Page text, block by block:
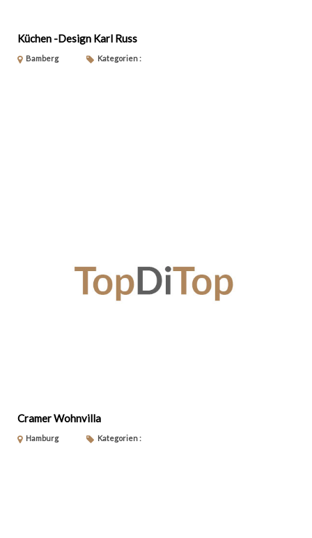
Küchen -Design Karl Russ
Bamberg Kategorien :
Cramer Wohnvilla
Hamburg Kategorien :